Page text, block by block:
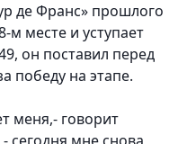
де Франс» прошлого
м месте и уступает
он поставил перед
победу на этапе.
меня,- говорит